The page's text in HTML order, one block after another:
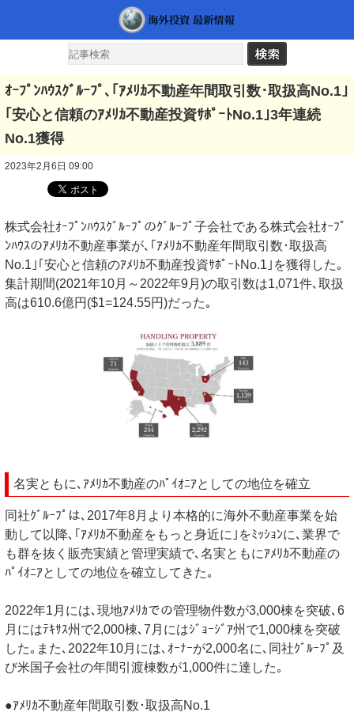
ｵｰﾌﾟﾝﾊｳｽｸﾞﾙｰﾌﾟ､｢ｱﾒﾘｶ不動産年間取引数･取扱高No.1｣
｢安心と信頼のｱﾒﾘｶ不動産投資ｻﾎﾟｰﾄNo.1｣3年連続
No.1獲得
2023年2月6日 09:00
株式会社ｵｰﾌﾟﾝﾊｳｽｸﾞﾙｰﾌﾟのｸﾞﾙｰﾌﾟ子会社である株式会社ｵｰﾌﾟ
ﾝﾊｳｽのｱﾒﾘｶ不動産事業が､｢ｱﾒﾘｶ不動産年間取引数･取扱高
No.1｣｢安心と信頼のｱﾒﾘｶ不動産投資ｻﾎﾟｰﾄNo.1｣を獲得した｡
集計期間(2021年10月～2022年9月)の取引数は1,071件､取扱
高は610.6億円($1=124.55円)だった｡
名実ともに､ｱﾒﾘｶ不動産のﾊﾟｲｵﾆｱとしての地位を確立
同社ｸﾞﾙｰﾌﾟは､2017年8月より本格的に海外不動産事業を始
動して以降､｢ｱﾒﾘｶ不動産をもっと身近に｣をﾐｯｼｮﾝに､業界で
も群を抜く販売実績と管理実績で､名実ともにｱﾒﾘｶ不動産の
ﾊﾟｲｵﾆｱとしての地位を確立してきた｡
2022年1月には､現地ｱﾒﾘｶでの管理物件数が3,000棟を突破､6
月にはﾃｷｻｽ州で2,000棟､7月にはｼﾞｮｰｼﾞｱ州で1,000棟を突破
した｡また､2022年10月には､ｵｰﾅｰが2,000名に､同社ｸﾞﾙｰﾌﾟ及
び米国子会社の年間引渡棟数が1,000件に達した｡
●ｱﾒﾘｶ不動産年間取引数･取扱高No.1